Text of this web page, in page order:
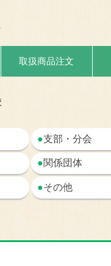
取扱商品注文
●支部・分会
●関係団体
●その他